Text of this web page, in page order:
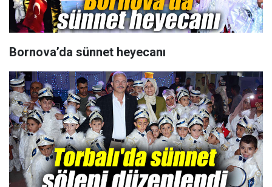
Bornova’da sünnet heyecanı